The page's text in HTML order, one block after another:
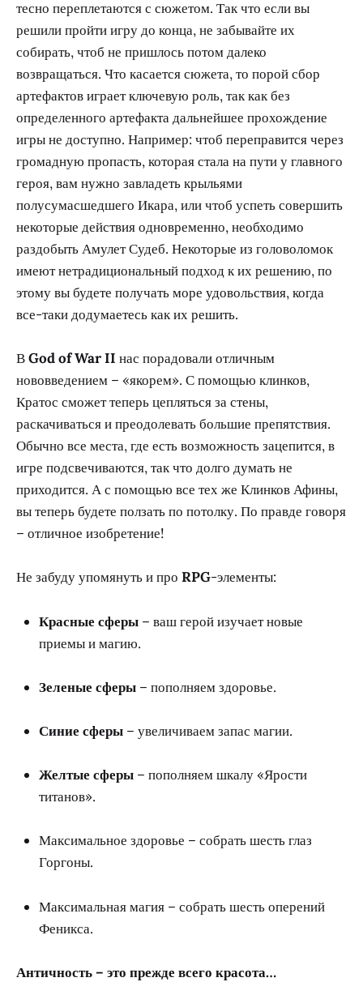
тесно переплетаются с сюжетом. Так что если вы
решили пройти игру до конца, не забывайте их
собирать, чтоб не пришлось потом далеко
возвращаться. Что касается сюжета, то порой сбор
артефактов играет ключевую роль, так как без
определенного артефакта дальнейшее прохождение
игры не доступно. Например: чтоб переправится через
громадную пропасть, которая стала на пути у главного
героя, вам нужно завладеть крыльями
полусумасшедшего Икара, или чтоб успеть совершить
некоторые действия одновременно, необходимо
раздобыть Амулет Судеб. Некоторые из головоломок
имеют нетрадициональный подход к их решению, по
этому вы будете получать море удовольствия, когда
все-таки додумаетесь как их решить.
ВGod of War II нас порадовали отличным
нововведением – «якорем». С помощью клинков,
Кратос сможет теперь цепляться за стены,
раскачиваться и преодолевать большие препятствия.
Обычно все места, где есть возможность зацепится, в
игре подсвечиваются, так что долго думать не
приходится. А с помощью все тех же Клинков Афины,
вы теперь будете ползать по потолку. По правде говоря
– отличное изобретение!
Не забуду упомянуть и про RPG-элементы:
Красные сферы – ваш герой изучает новые
приемы и магию.
Зеленые сферы – пополняем здоровье.
Синие сферы – увеличиваем запас магии.
Желтые сферы – пополняем шкалу «Ярости
титанов».
Максимальное здоровье – собрать шесть глаз
Горгоны.
Максимальная магия – собрать шесть оперений
Феникса.
Античность – это прежде всего красота…